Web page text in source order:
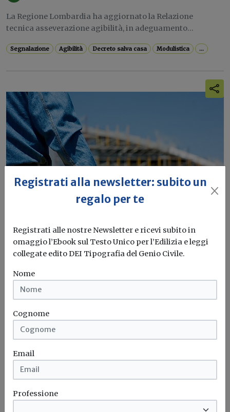
La Regione Lombardia ha aggiornato la Relazione
tecnica asseverazione agibilità, in adeguamento...
Segnalazione Agibilità Decreto salva casa Modulistica ...
Stato legittimo degli immobili: il TAR
Lombardia sulla disciplina prima e
dopo il Salva Casa
Alessandro Giraudi
Per dimostrare lo stato legittimo, l’interessato può sì
limitarsi a produrre l’ultimo...
Stato legittimo
Registrati alla newsletter: subito un
regalo per te
Registrati alle nostre Newsletter e ricevi subito in
omaggio l’Ebook sul Testo Unico per l’Edilizia e leggi
collegate edito DEI Tipografia del Genio Civile.
Nome
Cognome
Email
Professione